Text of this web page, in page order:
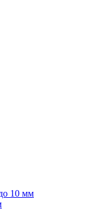
10 мм